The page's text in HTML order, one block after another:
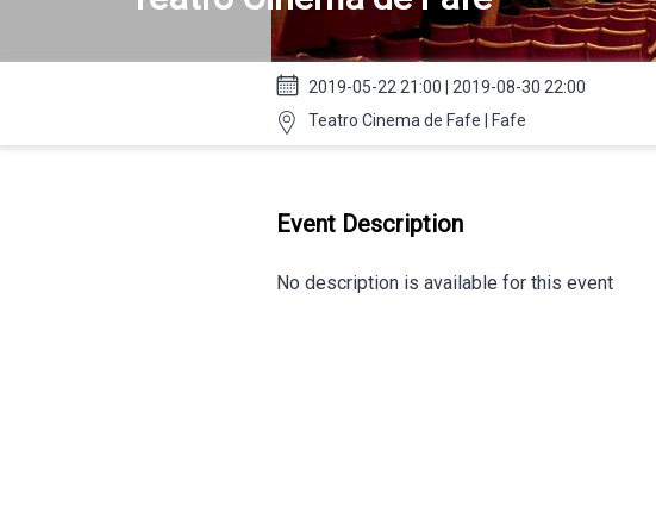
2019-05-22 21:00 | 2019-08-30 22:00
Teatro Cinema de Fafe | Fafe
Event Description
No description is available for this event